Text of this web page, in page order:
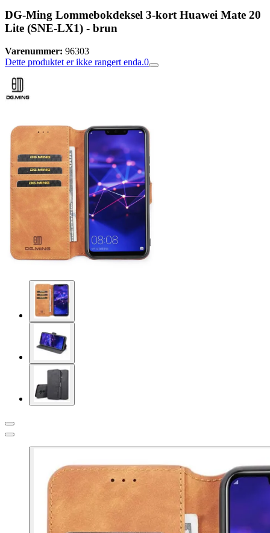
DG-Ming Lommebokdeksel 3-kort Huawei Mate 20
Lite (SNE-LX1) - brun
Varenummer: 96303
Dette produktet er ikke rangert enda.0